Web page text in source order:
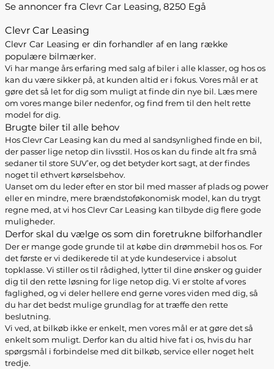
Se annoncer fra Clevr Car Leasing, 8250 Egå
Clevr Car Leasing
Clevr Car Leasing er din forhandler af en lang række
populære bilmærker.
Vi har mange års erfaring med salg af biler i alle klasser, og hos os
kan du være sikker på, at kunden altid er i fokus. Vores mål er at
gøre det så let for dig som muligt at finde din nye bil. Læs mere
om vores mange biler nedenfor, og find frem til den helt rette
model for dig.
Brugte biler til alle behov
Hos Clevr Car Leasing kan du med al sandsynlighed finde en bil,
der passer lige netop din livsstil. Hos os kan du finde alt fra små
sedaner til store SUV’er, og det betyder kort sagt, at der findes
noget til ethvert kørselsbehov.
Uanset om du leder efter en stor bil med masser af plads og power
eller en mindre, mere brændstoføkonomisk model, kan du trygt
regne med, at vi hos Clevr Car Leasing kan tilbyde dig flere gode
muligheder.
Derfor skal du vælge os som din foretrukne bilforhandler
Der er mange gode grunde til at købe din drømmebil hos os. For
det første er vi dedikerede til at yde kundeservice i absolut
topklasse. Vi stiller os til rådighed, lytter til dine ønsker og guider
dig til den rette løsning for lige netop dig. Vi er stolte af vores
faglighed, og vi deler hellere end gerne vores viden med dig, så
du har det bedst mulige grundlag for at træffe den rette
beslutning.
Vi ved, at bilkøb ikke er enkelt, men vores mål er at gøre det så
enkelt som muligt. Derfor kan du altid hive fat i os, hvis du har
spørgsmål i forbindelse med dit bilkøb, service eller noget helt
tredje.